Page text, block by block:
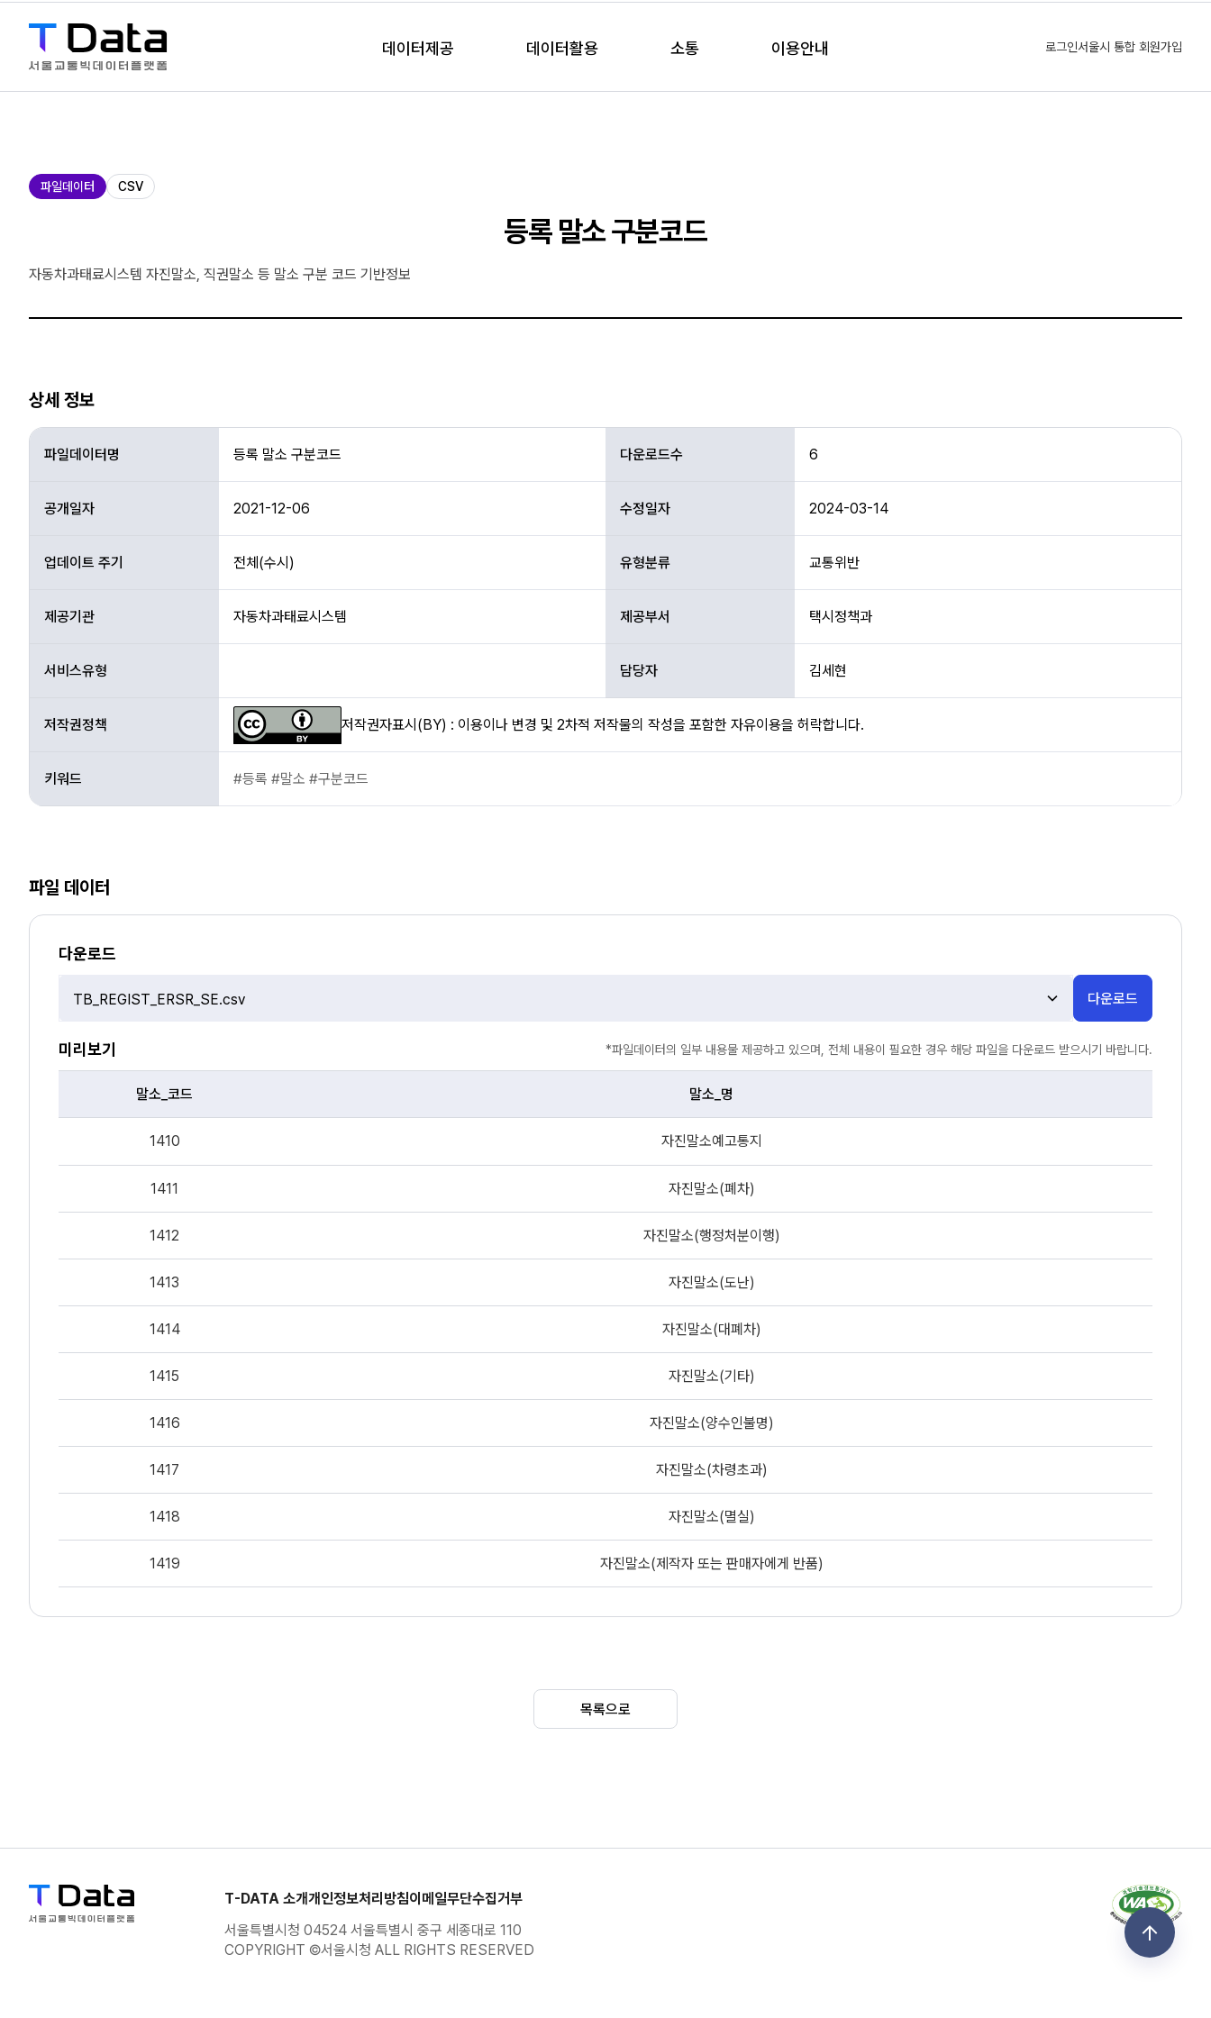
데이터제공 데이터활용 소통 이용안내 로그인서울시 통합 회원가입
제
공
파일데이터 CSV
등록 말소 구분코드
자동차과태료시스템 자진말소, 직권말소 등 말소 구분 코드 기반정보
상세 정보
상
파일데이터명 등록 말소 구분코드 다운로드수 6
공개일자 2021-12-06 수정일자 2024-03-14
업데이트 주기 전체(수시) 유형분류 교통위반
제공기관 자동차과태료시스템 제공부서 택시정책과
서비스유형 담당자 김세현
저작권정책 저작권자표시(BY) : 이용이나 변경 및 2차적 저작물의 작성을 포함한 자유이용을 허락합니다.
키워드 #등록 #말소 #구분코드
파일 데이터
다운로드
선
택
다운로드
미리보기 *파일데이터의 일부 내용물 제공하고 있으며, 전체 내용이 필요한 경우 해당 파일을 다운로드 받으시기 바랍니다.
데
CSV
내
기
말소_코드 말소_명
1410 자진말소예고통지
1411 자진말소(폐차)
1412 자진말소(행정처분이행)
1413 자진말소(도난)
1414 자진말소(대폐차)
1415 자진말소(기타)
1416 자진말소(양수인불명)
1417 자진말소(차령초과)
1418 자진말소(멸실)
1419 자진말소(제작자 또는 판매자에게 반품)
자진말소(사고 원인의 규명 등 특수용도 사용목적)
1425 자진말소(도로외의 지역에서의 한정 사용목적)
목록으로
T-DATA 소개 개인정보처리방침이메일무단수집거부
서울특별시청 04524 서울특별시 중구 세종대로 110
COPYRIGHT ©서울시청 ALL RIGHTS RESERVED